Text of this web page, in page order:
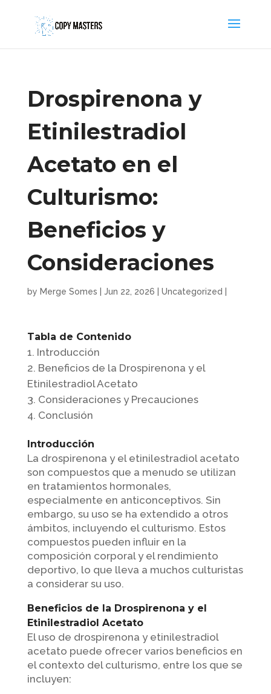
Drospirenona y
Etinilestradiol
Acetato en el
Culturismo:
Beneficios y
Consideraciones
by Merge Somes Jun 22, 2026 Uncategorized
Tabla de Contenido
Introducción
Beneficios de la Drospirenona y el
Etinilestradiol Acetato
Consideraciones y Precauciones
Conclusión
Introducción
La drospirenona y el etinilestradiol acetato
son compuestos que a menudo se utilizan
en tratamientos hormonales,
especialmente en anticonceptivos. Sin
embargo, su uso se ha extendido a otros
ámbitos, incluyendo el culturismo. Estos
compuestos pueden influir en la
composición corporal y el rendimiento
deportivo, lo que lleva a muchos culturistas
a considerar su uso.
Beneficios de la Drospirenona y el
Etinilestradiol Acetato
El uso de drospirenona y etinilestradiol
acetato puede ofrecer varios beneficios en
el contexto del culturismo, entre los que se
incluyen: